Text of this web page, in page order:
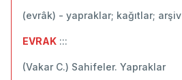
(evrâk) - yapraklar; kağıtlar; arşiv
EVRAK :::
(Vakar C.) Sahifeler. Yapraklar